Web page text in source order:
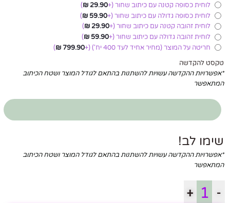
לוחית כסופה קטנה עם כיתוב שחור(+
29.90
₪
)
לוחית כסופה גדולה עם כיתוב שחור(+
59.90
₪
)
לוחית זהובה קטנה עם כיתוב שחור(+
29.90
₪
)
לוחית זהובה גדולה עם כיתוב שחור(+
59.90
₪
)
חריטה על המוצר (מחיר אחיד לעד 400 יח')
(+
799.90
₪
)
טקסט להקדשה
*אפשרויות ההקדשה עשויות להשתנות בהתאם לגודל המוצר ושטח הכיתוב
המתאפשר
שימו לב!
*אפשרויות ההקדשה עשויות להשתנות בהתאם לגודל המוצר ושטח הכיתוב
המתאפשר
-
+